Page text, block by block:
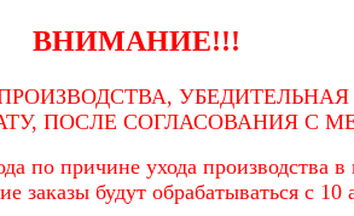
ВНИМАНИЕ!!!
ПОСЛЕ СОГЛАСОВАНИЯ С
причине ухода производства в
заказы будут обрабатываться с 10